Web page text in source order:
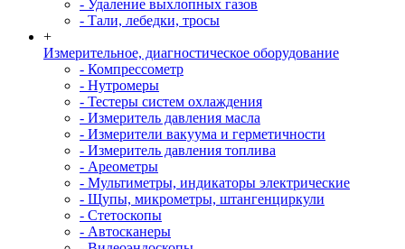
- Удаление выхлопных газов
- Тали, лебедки, тросы
+
Измерительное, диагностическое оборудование
- Компрессометр
- Нутромеры
- Тестеры систем охлаждения
- Измеритель давления масла
- Измерители вакуума и герметичности
- Измеритель давления топлива
- Ареометры
- Мультиметры, индикаторы электрические
- Щупы, микрометры, штангенциркули
- Стетоскопы
- Автосканеры